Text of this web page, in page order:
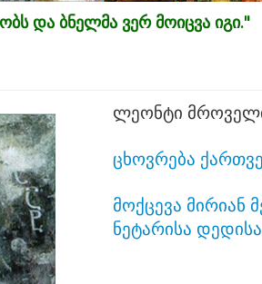
და ბნელმა ვერ მოიცვა იგი."
ლეონტი
ცხოვრება
მოქცევა მირიან
ნეტარისა